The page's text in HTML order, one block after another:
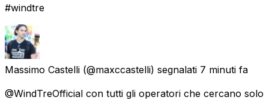
#windtre
Massimo Castelli (@maxccastelli) segnalati 7 minuti fa
@WindTreOfficial con tutti gli operatori che cercano solo